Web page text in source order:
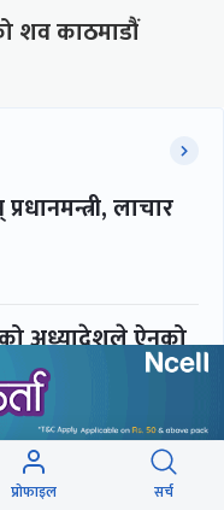
शव काठमाडौं
लाचार
अध्यादेशले ऐनको
गर्न सक्दैन’
: छिनमै
प्रोफाइल सर्च